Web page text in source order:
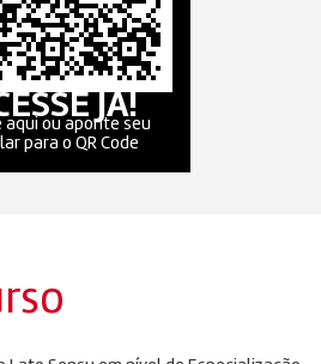
JÁ!
aqui ou aponte seu
para o QR Code